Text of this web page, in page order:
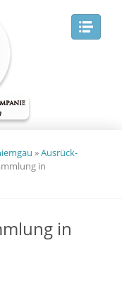
»Ausrück-
in
in